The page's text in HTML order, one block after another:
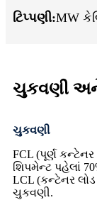
ટિપ્પણી:MW
ચુકવણી અને
ચુકવણી
FCL (પૂર્ણ કન્ટેનર
શિપમેન્ટ પહેલાં
LCL (કન્ટેનર
ચુકવણી.